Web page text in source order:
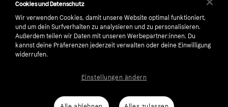
number: 556737-0431
Cookies und Datenschutz
Wir verwenden Cookies, damit unsere Website optimal funktioniert,
und um dein Surfverhalten zu analysieren und zu personalisieren.
Außerdem teilen wir Daten mit unseren Werbepartner:innen. Du
kannst deine Präferenzen jederzeit verwalten oder deine Einwilligung
widerrufen.
Einstellungen ändern